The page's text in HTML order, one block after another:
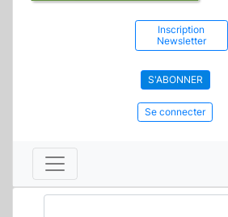
Inscription
Newsletter
S'ABONNER
Se connecter